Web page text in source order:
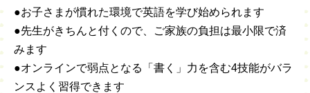
●お子さまが慣れた環境で英語を学び始められます
●先生がきちんと付くので、ご家族の負担は最小限で済
みます
●オンラインで弱点となる「書く」力を含む4技能がバラ
ンスよく習得できます